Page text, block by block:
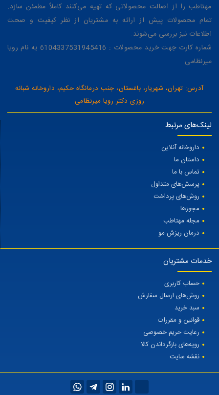
مهتاطب را از اصالت محصولاتی که تهیه می‌کنند کاملاً مطمئن سازد.
تمام محصولات پیش از ارائه به مشتریان از نظر کیفیت و صحت
اطلاعات نیز بررسی می‌شوند.
شماره کارت جهت خرید محصولات : 6104337531945416 به نام رویا
میرنظامی
آدرس: تهران، شهریار، باغستان، جنب درمانگاه حکیم، داروخانه شبانه
روزی دکتر رویا میرنظامی
لینک‌های مرتبط
داروخانه آنلاین
داستان ما
تماس با ما
پرسش‌های متداول
روش‌های پرداخت
مجوزها
مجله مهتاطب
درمان ریزش مو
خدمات مشتریان
حساب کاربری
روش‌های ارسال سفارش
سبد خرید
قوانین و مقررات
رعایت حریم خصوصی
رویه‌های بازگرداندن کالا
نقشه سایت